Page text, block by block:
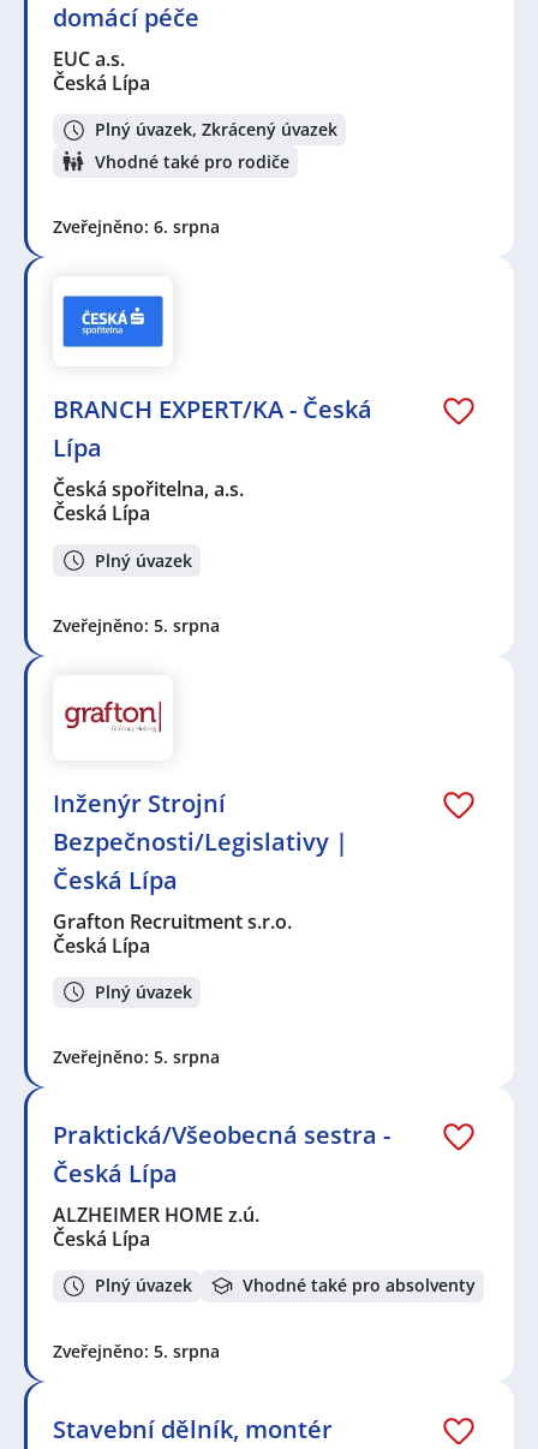
domácí péče
EUC a.s.
Česká Lípa
Plný úvazek, Zkrácený úvazek
Vhodné také pro rodiče
Zveřejněno: 6. srpna
BRANCH EXPERT/KA - Česká
Lípa
Česká spořitelna, a.s.
Česká Lípa
Plný úvazek
Zveřejněno: 5. srpna
Inženýr Strojní
Bezpečnosti/Legislativy |
Česká Lípa
Grafton Recruitment s.r.o.
Česká Lípa
Plný úvazek
Zveřejněno: 5. srpna
Praktická/Všeobecná sestra -
Česká Lípa
ALZHEIMER HOME z.ú.
Česká Lípa
Plný úvazek Vhodné také pro absolventy
Zveřejněno: 5. srpna
Stavební dělník, montér